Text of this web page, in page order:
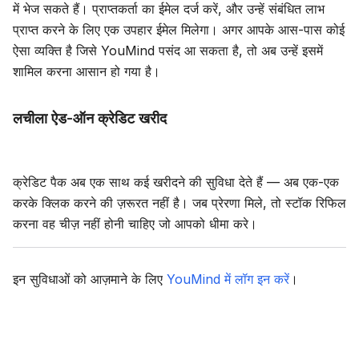
में भेज सकते हैं। प्राप्तकर्ता का ईमेल दर्ज करें, और उन्हें संबंधित लाभ
प्राप्त करने के लिए एक उपहार ईमेल मिलेगा। अगर आपके आस-पास कोई
ऐसा व्यक्ति है जिसे YouMind पसंद आ सकता है, तो अब उन्हें इसमें
शामिल करना आसान हो गया है।
लचीला ऐड-ऑन क्रेडिट खरीद
क्रेडिट पैक अब एक साथ कई खरीदने की सुविधा देते हैं — अब एक-एक
करके क्लिक करने की ज़रूरत नहीं है। जब प्रेरणा मिले, तो स्टॉक रिफिल
करना वह चीज़ नहीं होनी चाहिए जो आपको धीमा करे।
इन सुविधाओं को आज़माने के लिए YouMind में लॉग इन करें ।